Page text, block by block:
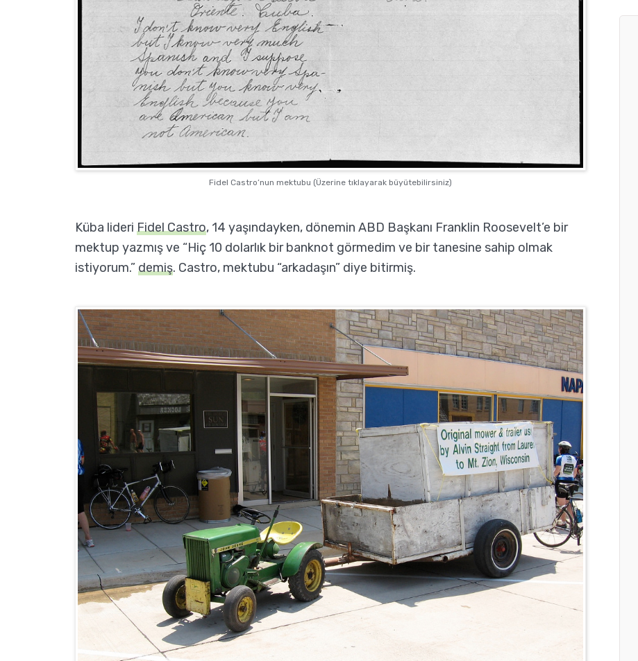
Fidel Castro’nun mektubu (Üzerine tıklayarak büyütebilirsiniz)
Küba lideri Fidel Castro, 14 yaşındayken, dönemin ABD Başkanı Franklin Roosevelt’e bir
mektup yazmış ve “Hiç 10 dolarlık bir banknot görmedim ve bir tanesine sahip olmak
istiyorum.”demiş. Castro, mektubu “arkadaşın” diye bitirmiş.